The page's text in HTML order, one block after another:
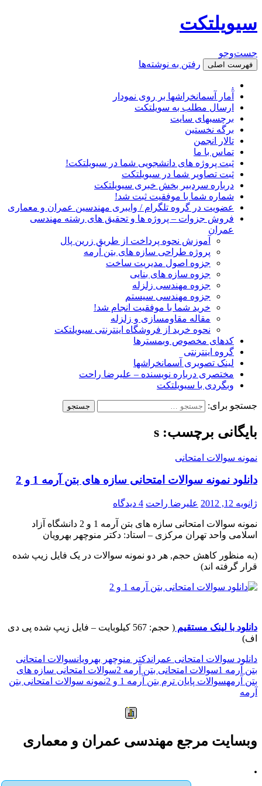
سیویلتکت
جست‌وجو
فهرست اصلی رفتن به نوشته‌ها
.
آمار آسمانخراشها بر روی نمودار
ارسال مطلب به سویلتکت
برچسبهای سایت
برگه نخستین
تالار انجمن
تماس با ما
ثبت پروژه های دانشجویی شما در سیویلتکت!
ثبت تصاویر شما در سیویلتکت
درباره سردبیر بخش خبری سیویلتکت
شماره شما با موفقیت ثبت شد!
عضویت در گروه تلگرام / وایبری مهندسین عمران و معماری
فروش جزوات – پروژه ها و تحقیق های رشته مهندسی
عمران
آموزش نحوه پرداخت از طریق زرین پال
پروژه طراحی سازه های بتن آرمه
جزوه اصول مدیریت ساخت
جزوه سازه های بنایی
جزوه مهندسی زلزله
جزوه مهندسی سیستم
خرید شما با موفقیت انجام شد!
مقاله مقاومسازی و زلزله
نحوه خرید از فروشگاه اینترنتی سیویلتکت
کدهای مخصوص وبمسترها
گروه اینترنتی
لینک تصویری آسمانخراشها
مختصری درباره نویسنده – علیرضا راحت
وبگردی با سیویلتکت
جستجو برای:
بایگانی برچسب: s
نمونه سوالات امتحانی
دانلود نمونه سوالات امتحانی سازه های بتن آرمه 1 و 2
ژانویه 12, 2012 علیرضا راحت 4 دیدگاه
نمونه سوالات امتحانی سازه های بتن آرمه 1 و 2 دانشگاه آزاد
اسلامی واحد تهران مرکزی – استاد: دکتر منوچهر بهرویان
(به منظور کاهش حجم, هر دو نمونه سوالات در یک فایل زیپ شده
قرار گرفته اند)
دانلود با لینک مستقیم
( حجم: 567 کیلوبایت – فایل زیپ شده پی دی
اف)
دانلود سوالات امتحانی عمراندکتر منوچهر بهرویانسوالات امتحانی
بتن آرمه 1
سوالات امتحانی بتن آرمه 2
سوالات امتحانی سازه های
بتن آرمهسوالات پایان ترم بتن آرمه 1 و 2
نمونه سوالات امتحانی بتن
آرمه
وبسایت مرجع مهندسی عمران و معماری
.